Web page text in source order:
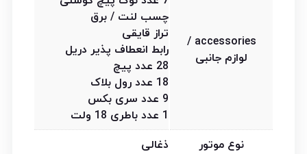
accessories /
لوازم جانبی
چسب لنت / برق
تراز قایقی
رابط انعطاف پذیر دریل
28 عدد پیچ
18 عدد رول بلاک
9 عدد سری بکس
1 عدد باطری 18 ولت
نوع موتور
ذغالی